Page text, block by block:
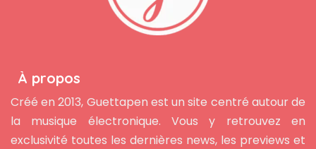
À propos
Créé en 2013, Guettapen est un site centré autour de
la musique électronique. Vous y retrouvez en
exclusivité toutes les dernières news, les previews et